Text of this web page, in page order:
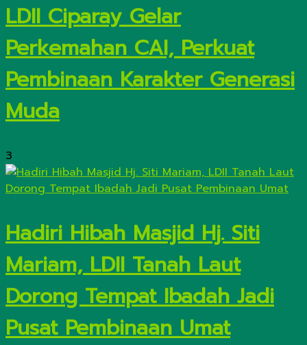
LDII Ciparay Gelar
Perkemahan CAI, Perkuat
Pembinaan Karakter Generasi
Muda
3
Hadiri Hibah Masjid Hj. Siti
Mariam, LDII Tanah Laut
Dorong Tempat Ibadah Jadi
Pusat Pembinaan Umat